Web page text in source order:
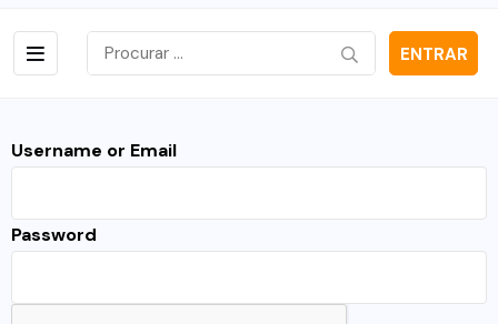
ENTRAR
Username or Email
Password